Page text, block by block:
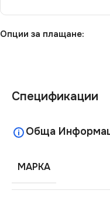
Опции за плащане:
Спецификации
Обща
МАРКА